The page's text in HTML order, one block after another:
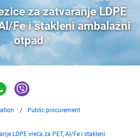
za zatvaranje LDPE
Fe i stakleni ambalažni
otpad
Public procurement
LDPE vreća za PET, Al/Fe i stakleni